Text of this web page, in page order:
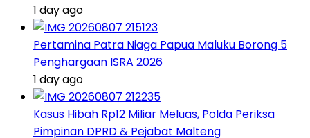
1 day ago
Pertamina Patra Niaga Papua Maluku Borong 5
Penghargaan ISRA 2026
1 day ago
Kasus Hibah Rp12 Miliar Meluas, Polda Periksa
Pimpinan DPRD & Pejabat Malteng